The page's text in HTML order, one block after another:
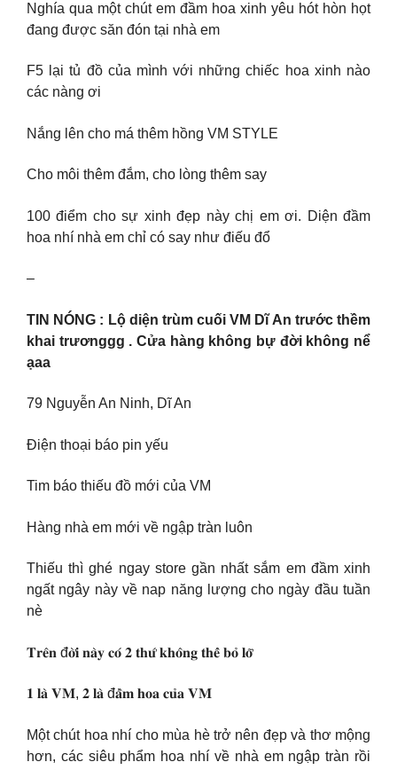
Nghía qua một chút em đầm hoa xinh yêu hót hòn họt
đang được săn đón tại nhà em
F5 lại tủ đồ của mình với những chiếc hoa xinh nào
các nàng ơi
Nắng lên cho má thêm hồng VM STYLE
Cho môi thêm đắm, cho lòng thêm say
100 điểm cho sự xinh đẹp này chị em ơi. Diện đầm
hoa nhí nhà em chỉ có say như điếu đổ
–
TIN NÓNG : Lộ diện trùm cuối VM Dĩ An trước thềm
khai trươnggg . Cửa hàng không bự đời không nể
ạaa
79 Nguyễn An Ninh, Dĩ An
Điện thoại báo pin yếu
Tim báo thiếu đồ mới của VM
Hàng nhà em mới về ngập tràn luôn
Thiếu thì ghé ngay store gần nhất sắm em đầm xinh
ngất ngây này về nap năng lượng cho ngày đầu tuần
nè
𝐓𝐫𝐞̂𝐧 đ𝐨̛̀𝐢 𝐧𝐚̀𝐲 𝐜𝐨́ 𝟐 𝐭𝐡𝐮̛́ 𝐤𝐡𝐨̂𝐧𝐠 𝐭𝐡𝐞̂̉ 𝐛𝐨̉ 𝐥𝐨̛̃
𝟏 𝐥𝐚̀ 𝐕𝐌, 𝟐 𝐥𝐚̀ đ𝐚̂̀𝐦 𝐡𝐨𝐚 𝐜𝐮̉𝐚 𝐕𝐌
Một chút hoa nhí cho mùa hè trở nên đẹp và thơ mộng
hơn, các siêu phẩm hoa nhí về nhà em ngập tràn rồi